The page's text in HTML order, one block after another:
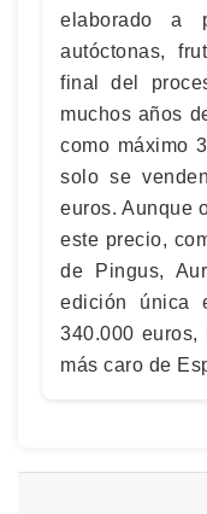
elaborado a
autóctonas,
final del
muchos años
como máximo
solo se
euros. Aunque
este precio,
de Pingus,
edición única
340.000
más caro de